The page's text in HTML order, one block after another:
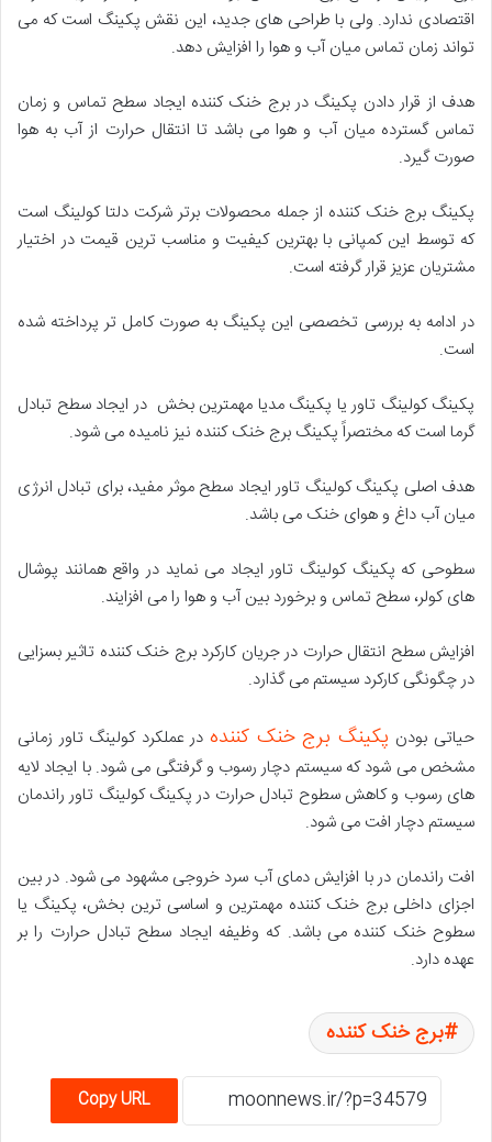
اقتصادی ندارد. ولی با طراحی های جدید، این نقش پکینگ است که می
تواند زمان تماس میان آب و هوا را افزایش دهد.
هدف از قرار دادن پکینگ در برج خنک کننده ایجاد سطح تماس و زمان
تماس گسترده میان آب و هوا می باشد تا انتقال حرارت از آب به هوا
صورت گیرد.
پکینگ برج خنک کننده از جمله محصولات برتر شرکت دلتا کولینگ است
که توسط این کمپانی با بهترین کیفیت و مناسب ترین قیمت در اختیار
مشتریان عزیز قرار گرفته است.
در ادامه به بررسی تخصصی این پکینگ به صورت کامل تر پرداخته شده
است.
پکینگ کولینگ تاور یا پکینگ مدیا مهمترین بخش در ایجاد سطح تبادل
گرما است که مختصراً پکینگ برج خنک کننده نیز نامیده می شود.
هدف اصلی پکینگ کولینگ تاور ایجاد سطح موثر مفید، برای تبادل انرژی
میان آب داغ و هوای خنک می باشد.
سطوحی که پکینگ کولینگ تاور ایجاد می نماید در واقع همانند پوشال
های کولر، سطح تماس و برخورد بین آب و هوا را می افزایند.
افزایش سطح انتقال حرارت در جریان کارکرد برج خنک کننده تاثیر بسزایی
در چگونگی کارکرد سیستم می گذارد.
حیاتی بودن پکینگ برج خنک کننده در عملکرد کولینگ تاور زمانی
مشخص می شود که سیستم دچار رسوب و گرفتگی می شود. با ایجاد لایه
های رسوب و کاهش سطوح تبادل حرارت در پکینگ کولینگ تاور راندمان
سیستم دچار افت می شود.
افت راندمان در با افزایش دمای آب سرد خروجی مشهود می شود. در بین
اجزای داخلی برج خنک کننده مهمترین و اساسی ترین بخش، پکینگ یا
سطوح خنک کننده می باشد. که وظیفه ایجاد سطح تبادل حرارت را بر
عهده دارد.
برج خنک کننده
Copy URL